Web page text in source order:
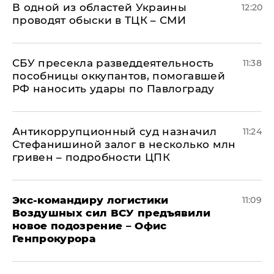
В одной из областей Украины
проводят обыски в ТЦК – СМИ
12:20
СБУ пресекла разведдеятельность
пособницы оккупантов, помогавшей
РФ наносить удары по Павлограду
11:38
Антикоррупционный суд назначил
Стефанишиной залог в несколько млн
гривен – подробности ЦПК
11:24
Экс-командиру логистики
Воздушных сил ВСУ предъявили
новое подозрение – Офис
Генпрокурора
11:09